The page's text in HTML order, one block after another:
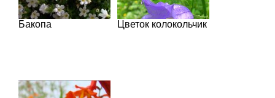
Бакопа Цветок колокольчик